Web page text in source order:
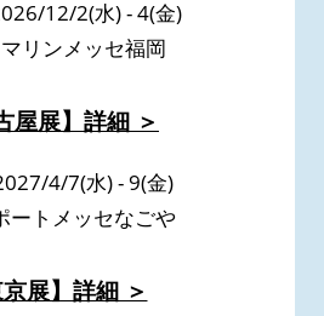
12/2(水) - 4(金)
リンメッセ福岡
屋展】詳細 ＞
4/7(水) - 9(金)
ートメッセなごや
京展】詳細 ＞